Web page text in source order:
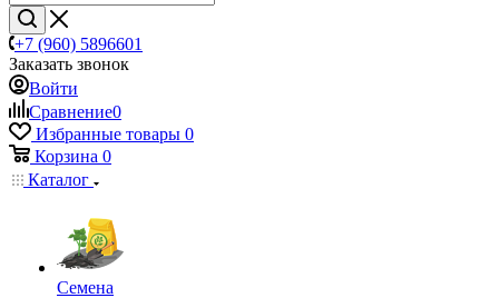
+7 (960) 5896601
Заказать звонок
Войти
Сравнение0
Избранные товары 0
Корзина 0
Каталог
Семена